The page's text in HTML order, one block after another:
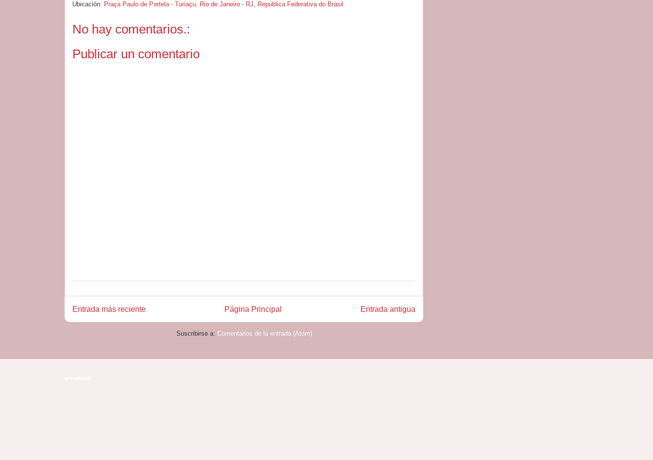
Ubicación: Praça Paulo de Portela - Turiaçu, Rio de Janeiro - RJ, República Federativa do Brasil
No hay comentarios.:
Publicar un comentario
Entrada más reciente Entrada antigua
Página Principal
Suscribirse a: Comentarios de la entrada (Atom)